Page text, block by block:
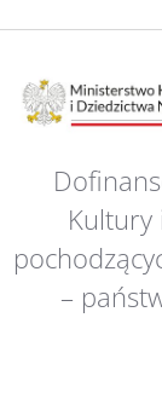
Kultury
–